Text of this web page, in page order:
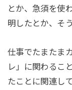
とか、急須を使
明したとか、そ
仕事でたまたま
レ」に関わるこ
たことに関連し